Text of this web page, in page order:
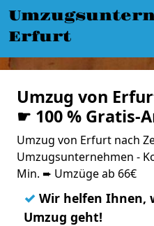
Erfurt
Umzug von
☛ 100 % Gratis-
Umzug von Erfurt nach
Umzugsunternehmen -
Min. ➨ Umzüge ab 66€
✓ Wir helfen Ihnen,
Umzug geht!